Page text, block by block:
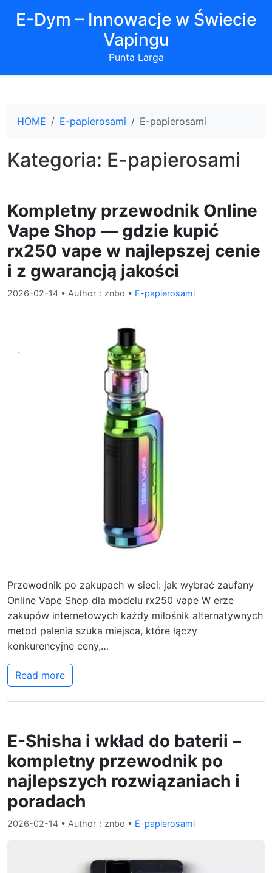
E-Dym – Innowacje w Świecie
Vapingu
Punta Larga
HOME E-papierosami E-papierosami
Kategoria: E-papierosami
Kompletny przewodnik Online
Vape Shop — gdzie kupić
rx250 vape w najlepszej cenie
i z gwarancją jakości
2026-02-14 • Author：znbo • E-papierosami
Przewodnik po zakupach w sieci: jak wybrać zaufany
Online Vape Shop dla modelu rx250 vape W erze
zakupów internetowych każdy miłośnik alternatywnych
metod palenia szuka miejsca, które łączy
konkurencyjne ceny,…
Read more
E-Shisha i wkład do baterii –
kompletny przewodnik po
najlepszych rozwiązaniach i
poradach
2026-02-14 • Author：znbo • E-papierosami